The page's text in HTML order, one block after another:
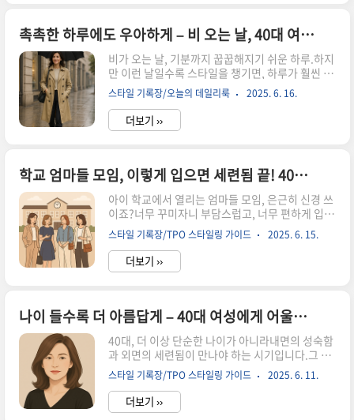
데이룩 제안입니다. 40대, 왜 러블리룩이 더 매력
적일까?러블리하지만 과하지 않은 원피스 고르는
법체형별 추천 원피스 스타일러블리 원피스에 어울
리는 소품 코디하루를 특별하게 만드는 나만의 러
블리룩 40대, 왜 러블리룩이 더 매력적일까? 러블
리한 스타일은 단순히 어려 보이기 위한 옷차림이
아니에요.40대의 러블리룩은..
촉촉한 하루에도 우아하게 – 비 오는 날, 40대 여성을 위한 감각적인 데일리룩
비가 오는 날, 기분까지 꿉꿉해지기 쉬운 하루.하지
만 이런 날일수록 스타일을 챙기면, 하루가 훨씬 가
볍고 당당해집니다.40대 여성에게 필요한 건, 실용
성과 멋을 모두 갖춘 센스 있는 코디!오늘은 비 오
는 날에도 우아함을 잃지 않는 40대 여성들의 스타
일 팁을 소개합니다. 비 오는 날, 왜 옷차림이 더 중
과 멋을 모두 챙긴 소품 활용법마무리 – 흐린 날에
도 빛나는 나를 위하여 비 오는 날, 왜 옷차림이 더
중요할까?1. 기분까지 좌우하는 날씨비가 오면 자
연스레 우울하고 축 처지기 쉬운데,밝고 단정한 옷
차림은 스스로에게 활력을 줍니다.2. 불편함 줄이
기젖은 바지, 축축한 발, 무거운 외투는 하루 ..
스타일 기록장/오늘의 데일리룩 2025. 6. 16.
더보기 ››
학교 엄마들 모임, 이렇게 입으면 세련됨 끝! 40대 여성룩 가이드
아이 학교에서 열리는 엄마들 모임, 은근히 신경 쓰
이죠?너무 꾸미자니 부담스럽고, 너무 편하게 입자
니 왠지 어색한 느낌.특히 40대 여성이라면 품위는
지키면서도, 자연스럽게 세련된 분위기를 연출하
고 싶은 마음이 커질 거예요.이럴 땐 ‘꾸안꾸(꾸민
듯 안 꾸민 듯)’ 스타일이 답입니다.오늘은 학교 엄
는 분위기를 만드는 스타일링 팁, 지금부터 함께 살
펴보세요! 왜 학교 모임 옷차림이 중요할까?40대
여성, 스타일의 핵심은 '품위 + 편안함'상황별 추천
코디 4가지스타일을 완성하는 소품 & 뷰티 팁마무
리 – 첫인상보다 오래 남는 ‘세련된 자연스러움’ 왜
학교 모임 옷차림이 중요할까?학교에서의 엄마 모
임은 단순한 사적..
스타일 기록장/TPO 스타일링 가이드 2025. 6. 15.
더보기 ››
나이 들수록 더 아름답게 – 40대 여성에게 어울리는 헤어스타일 가이드, 품격과 트렌드를 모두 잡다.
40대, 더 이상 단순한 나이가 아니라내면의 성숙함
과 외면의 세련됨이 만나야 하는 시기입니다.그 중
심에 바로 ‘헤어스타일’이 있어요.작은 변화처럼 보
이지만,나에게 어울리는 머리 하나만으로도✔ 인상
은 부드럽게✔ 분위기는 세련되게✔ 자신감은 단단
하게 변할 수 있죠.지금부터 40대 여성에게 꼭 어울
스타일 기록장/TPO 스타일링 가이드 2025. 6. 11.
더보기 ››